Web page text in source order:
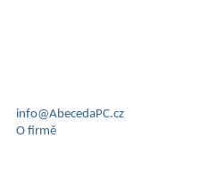
info@AbecedaPC.cz
O firmě